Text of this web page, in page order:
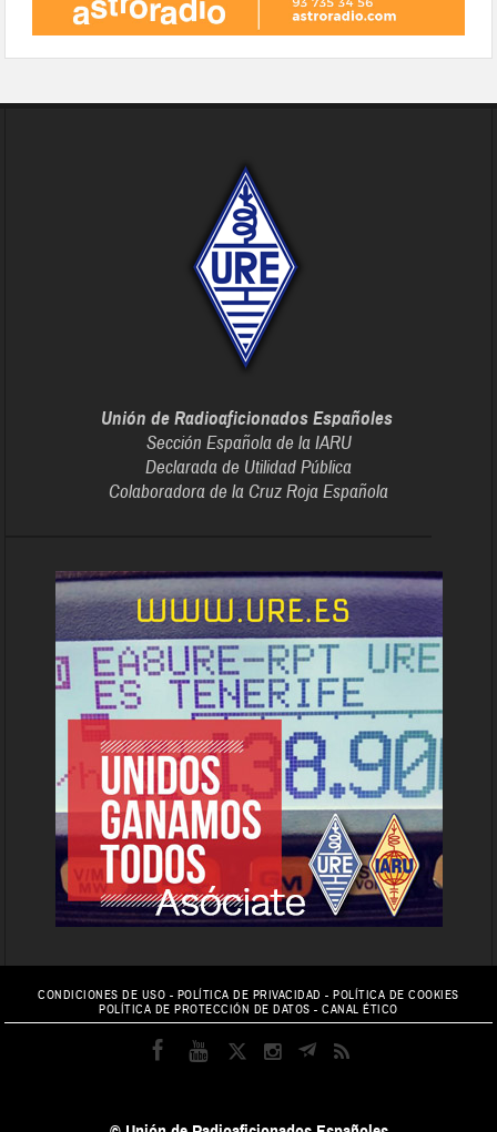
Unión de Radioaficionados Españoles
Sección Española de la IARU
Declarada de Utilidad Pública
Colaboradora de la Cruz Roja Española
CONDICIONES DE USO - POLÍTICA DE PRIVACIDAD -POLÍTICA DE COOKIES
POLÍTICA DE PROTECCIÓN DE DATOS -CANAL ÉTICO